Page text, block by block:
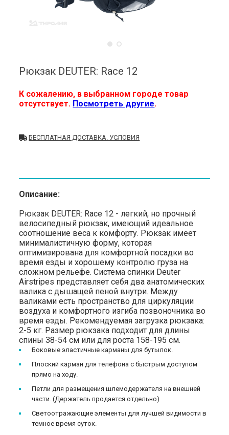
Рюкзак DEUTER: Race 12
К сожалению, в выбранном городе товар
отсутствует. Посмотреть другие.
БЕСПЛАТНАЯ ДОСТАВКА. УСЛОВИЯ
Описание:
Рюкзак DEUTER: Race 12 - легкий, но прочный
велосипедный рюкзак, имеющий идеальное
соотношение веса к комфорту. Рюкзак имеет
минималистичную форму, которая
оптимизирована для комфортной посадки во
время езды и хорошему контролю груза на
сложном рельефе. Система спинки Deuter
Airstripes представляет себя два анатомических
валика с дышащей пеной внутри. Между
валиками есть пространство для циркуляции
воздуха и комфортного изгиба позвоночника во
время езды. Рекомендуемая загрузка рюкзака:
2-5 кг. Размер рюкзака подходит для длины
спины 38-54 см или для роста 158-195 см.
Боковые эластичные карманы для бутылок.
Плоский карман для телефона с быстрым доступом
прямо на ходу.
Петли для размещения шлемодержателя на внешней
части. (Держатель продается отдельно)
Светоотражающие элементы для лучшей видимости в
темное время суток.